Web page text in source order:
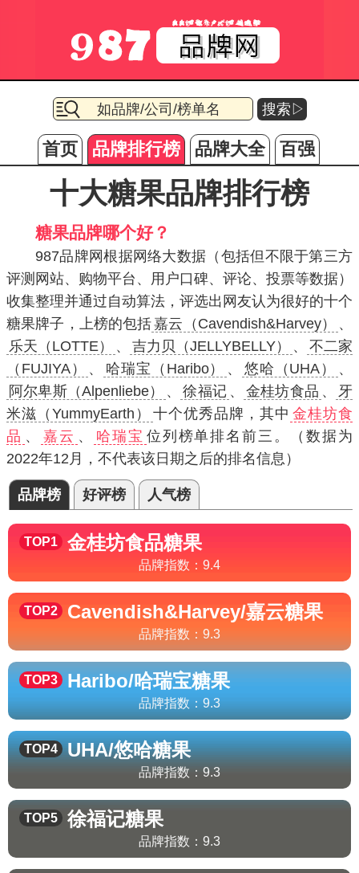
搜索▷
首页 品牌排行榜 品牌大全 百强
十大糖果品牌排行榜
糖果品牌哪个好？
987品牌网根据网络大数据（包括但不限于第三方
评测网站、购物平台、用户口碑、评论、投票等数据）
收集整理并通过自动算法，评选出网友认为很好的十个
糖果牌子，上榜的包括嘉云（Cavendish&Harvey）
、
乐天（LOTTE）
、 吉力贝（JELLYBELLY） 、
不二家
（FUJIYA）
、 哈瑞宝（Haribo） 、 悠哈（UHA）
、
阿尔卑斯（Alpenliebe）
、 徐福记 、 金桂坊食品 、
牙
米滋（YummyEarth）
十个优秀品牌，其中 金桂坊食
品 、 嘉云 、 哈瑞宝 位列榜单排名前三。（数据为
2022年12月，不代表该日期之后的排名信息）
品牌榜 好评榜 人气榜
TOP1 金桂坊食品糖果
品牌指数： 9.4
TOP2 Cavendish&Harvey/嘉云糖果
品牌指数： 9.3
TOP3 Haribo/哈瑞宝糖果
品牌指数： 9.3
TOP4 UHA/悠哈糖果
品牌指数： 9.3
TOP5 徐福记糖果
品牌指数： 9.3